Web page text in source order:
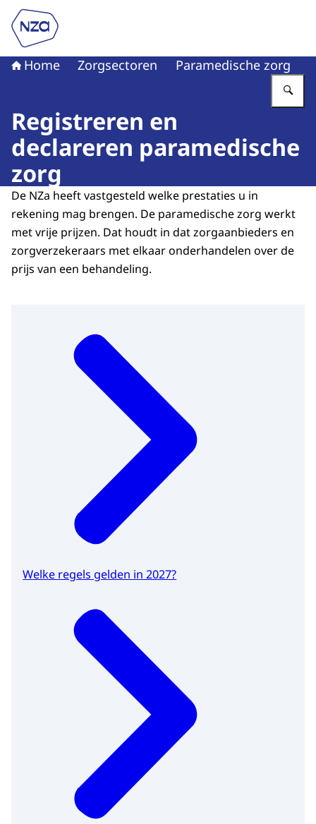
Naar de homepage van Nederlandse Zorgautoriteit
Home Zorgsectoren Paramedische zorg
Registreren en
declareren paramedische
zorg
De NZa heeft vastgesteld welke prestaties u in
rekening mag brengen. De paramedische zorg werkt
met vrije prijzen. Dat houdt in dat zorgaanbieders en
zorgverzekeraars met elkaar onderhandelen over de
prijs van een behandeling.
Welke regels gelden in 2027?